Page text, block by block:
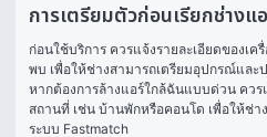
การเตรียมตัวก่อนเรียกช่างแ
ก่อนใช้บริการ ควรแจ้งรายละเอียดของเ
พบ เพื่อให้ช่างสามารถเตรียมอุปกรณ์และ
หากต้องการล้างแอร์ใกล้ฉันแบบด่วน คว
สถานที่ เช่น บ้านพักหรือคอนโด เพื่อให้ช่า
ระบบ Fastmatch